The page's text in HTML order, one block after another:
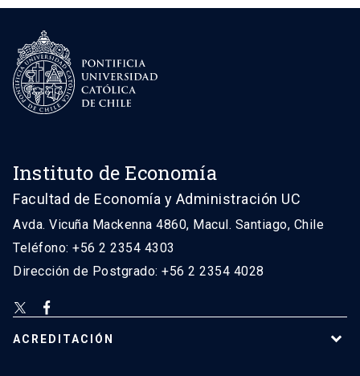
Instituto de Economía
Facultad de Economía y Administración UC
Avda. Vicuña Mackenna 4860, Macul. Santiago, Chile
Teléfono: +56 2 2354 4303
Dirección de Postgrado: +56 2 2354 4028
ACREDITACIÓN